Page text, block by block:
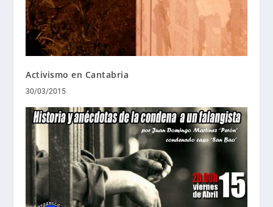
Activismo en Cantabria
30/03/2015